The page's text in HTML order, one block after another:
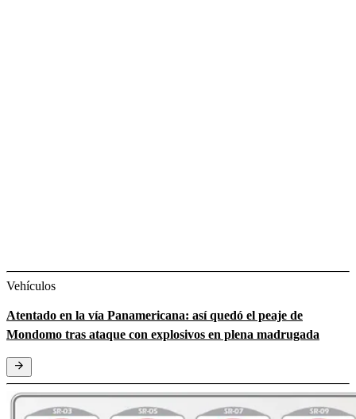
Vehículos
Atentado en la vía Panamericana: así quedó el peaje de
Mondomo tras ataque con explosivos en plena madrugada